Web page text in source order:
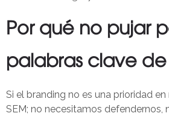
Por qué no pujar
palabras clave
Si el branding no es una prioridad
SEM; no necesitamos defendernos,